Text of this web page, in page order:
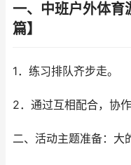
一、中班户外体育
篇】
1．练习排队齐步走。
2．通过互相配合，协
二、活动主题准备：大